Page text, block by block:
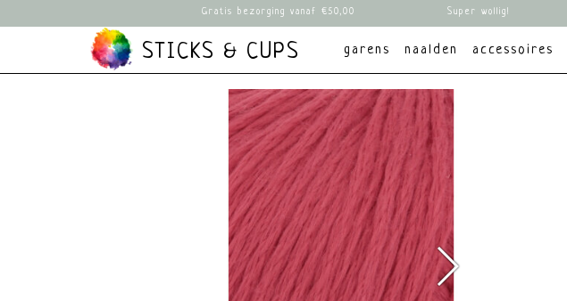
Gratis bezorging vanaf €50,00 Super wollig!
STICKS & CUPS garens naalden accessoires